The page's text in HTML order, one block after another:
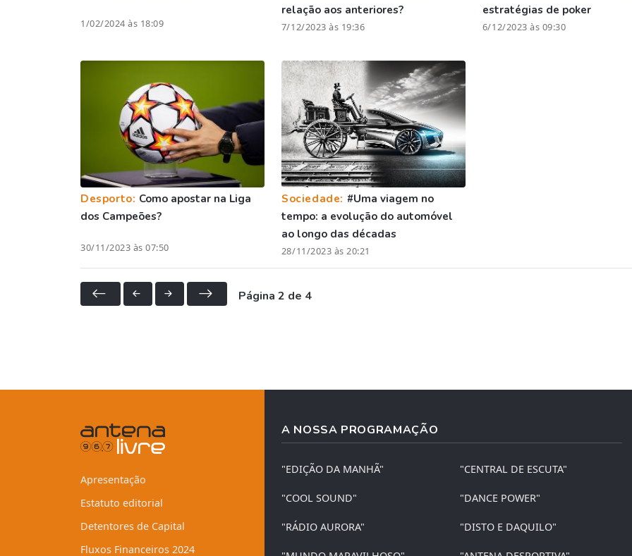
1/02/2024 às 18:09
relação aos anteriores?
7/12/2023 às 19:36
estratégias de poker
6/12/2023 às 09:30
Desporto: Como apostar na Liga
dos Campeões?
30/11/2023 às 07:50
Sociedade: #Uma viagem no
tempo: a evolução do automóvel
ao longo das décadas
28/11/2023 às 20:21
Página 2 de 4
Apresentação
Estatuto editorial
Detentores de Capital
Fluxos Financeiros 2024
A NOSSA PROGRAMAÇÃO
"EDIÇÃO DA MANHÃ" "CENTRAL DE ESCUTA"
"COOL SOUND" "DANCE POWER"
"RÁDIO AURORA" "DISTO E DAQUILO"